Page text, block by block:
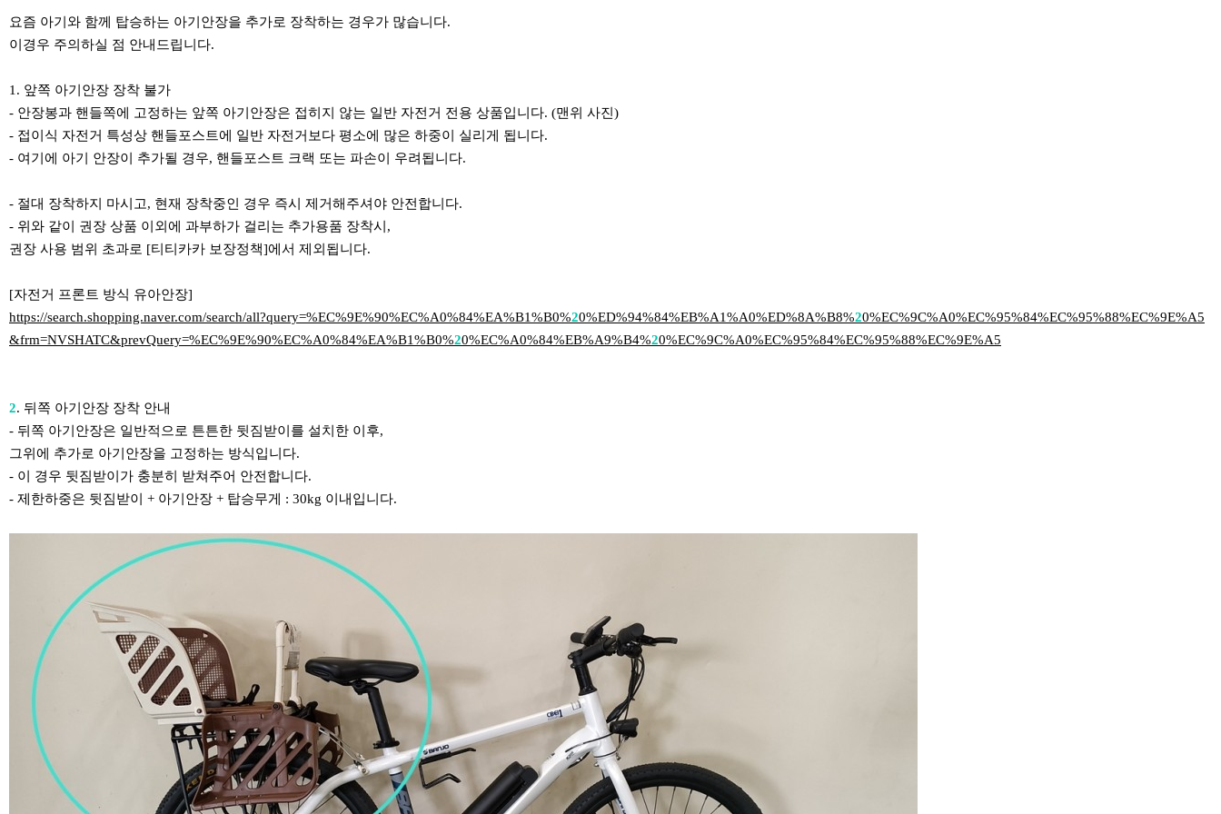
요즘 아기와 함께 탑승하는 아기안장을 추가로 장착하는 경우가 많습니다.
이경우 주의하실 점 안내드립니다.
1. 앞쪽 아기안장 장착 불가
- 안장봉과 핸들쪽에 고정하는 앞쪽 아기안장은 접히지 않는 일반 자전거 전용 상품입니다. (맨위 사진)
- 접이식 자전거 특성상 핸들포스트에 일반 자전거보다 평소에 많은 하중이 실리게 됩니다.
- 여기에 아기 안장이 추가될 경우, 핸들포스트 크랙 또는 파손이 우려됩니다.
- 절대 장착하지 마시고, 현재 장착중인 경우 즉시 제거해주셔야 안전합니다.
- 위와 같이 권장 상품 이외에 과부하가 걸리는 추가용품 장착시,
권장 사용 범위 초과로 [티티카카 보장정책]에서 제외됩니다.
[자전거 프론트 방식 유아안장]
https://search.shopping.naver.com/search/all?query=%EC%9E%90%EC%A0%84%EA%B1%B0%20%ED%94%84%EB%A1%A0%ED%8A%B8%20%EC%9C%A0%EC%95%84%EC%95%88%EC%9E%A5
&frm=NVSHATC&prevQuery=%EC%9E%90%EC%A0%84%EA%B1%B0%20%EC%A0%84%EB%A9%B4%20%EC%9C%A0%EC%95%84%EC%95%88%EC%9E%A5
2. 뒤쪽 아기안장 장착 안내
- 뒤쪽 아기안장은 일반적으로 튼튼한 뒷짐받이를 설치한 이후,
그위에 추가로 아기안장을 고정하는 방식입니다.
- 이 경우 뒷짐받이가 충분히 받쳐주어 안전합니다.
- 제한하중은 뒷짐받이 + 아기안장 + 탑승무게 : 30kg 이내입니다.